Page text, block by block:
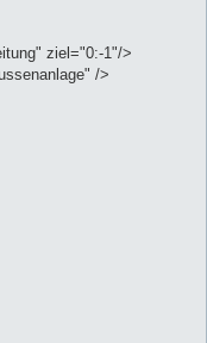
ziel="0:-1"/>
/>